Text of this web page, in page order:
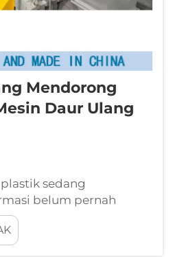
Mendorong
Daur Ulang
sedang
belum pernah
dengan semakin
hidup dan
konsumen